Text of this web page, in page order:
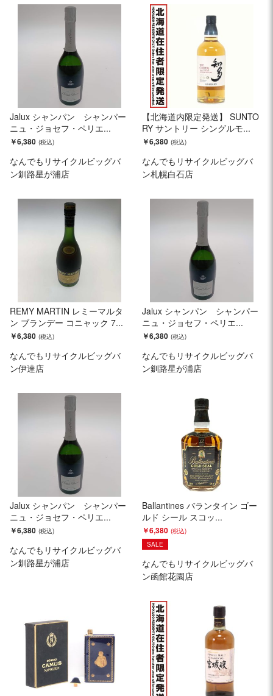
Jalux シャンパン シャンパー
ニュ・ジョセフ・ペリエ...
￥6,380
なんでもリサイクルビッグバ
ン釧路星が浦店
【北海道内限定発送】 SUNTO
RY サントリー シングルモ...
￥6,380
なんでもリサイクルビッグバ
ン札幌白石店
REMY MARTIN レミーマルタ
ン ブランデー コニャック 7...
￥6,380
なんでもリサイクルビッグバ
ン伊達店
Jalux シャンパン シャンパー
ニュ・ジョセフ・ペリエ...
￥6,380
なんでもリサイクルビッグバ
ン釧路星が浦店
Jalux シャンパン シャンパー
ニュ・ジョセフ・ペリエ...
￥6,380
なんでもリサイクルビッグバ
ン釧路星が浦店
Ballantines バランタイン ゴー
ルド シール スコッ...
￥6,380
SALE
なんでもリサイクルビッグバ
ン函館花園店